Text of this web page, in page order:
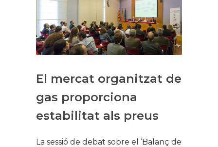
El mercat organitzat de
gas proporciona
estabilitat als preus​
La sessió de debat sobre el ‘Balanç de